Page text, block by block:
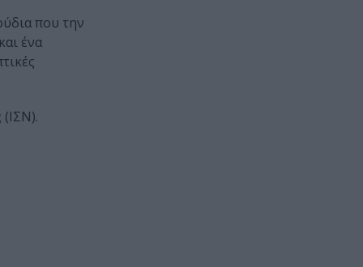
που την
ένα
(ΙΣΝ).